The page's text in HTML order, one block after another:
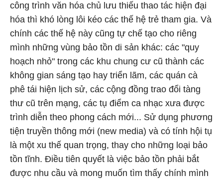
công trình văn hóa chủ lưu thiếu thao tác hiện đại
hóa thì khó lòng lôi kéo các thế hệ trẻ tham gia. Và
chính các thế hệ này cũng tự chế tạo cho riêng
mình những vùng bảo tồn di sản khác: các "quy
hoạch nhỏ" trong các khu chung cư cũ thành các
không gian sáng tạo hay triển lãm, các quán cà
phê tái hiện lịch sử, các cộng đồng trao đổi tàng
thư cũ trên mạng, các tụ điểm ca nhạc xưa được
trình diễn theo phong cách mới... Sử dụng phương
tiện truyền thông mới (new media) và có tính hội tụ
là một xu thế quan trọng, thay cho những loại bảo
tồn tĩnh. Điều tiên quyết là việc bảo tồn phải bắt
được nhu cầu và mong muốn tìm thấy chính mình